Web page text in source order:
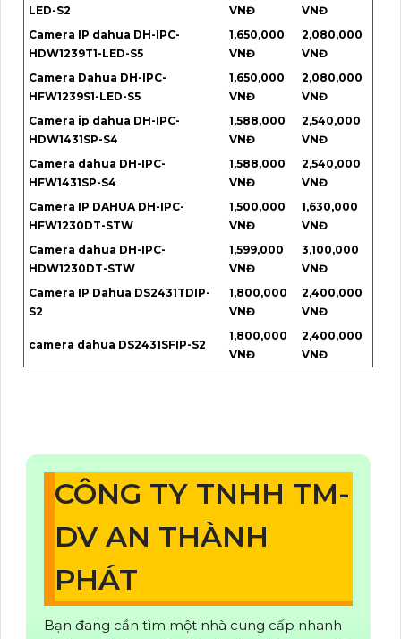
LED-S2
VNĐ
VNĐ
Camera IP dahua DH-IPC-
HDW1239T1-LED-S5
1,650,000
VNĐ
2,080,000
VNĐ
Camera Dahua DH-IPC-
HFW1239S1-LED-S5
1,650,000
VNĐ
2,080,000
VNĐ
Camera ip dahua DH-IPC-
HDW1431SP-S4
1,588,000
VNĐ
2,540,000
VNĐ
Camera dahua DH-IPC-
HFW1431SP-S4
1,588,000
VNĐ
2,540,000
VNĐ
Camera IP DAHUA DH-IPC-
HFW1230DT-STW
1,500,000
VNĐ
1,630,000
VNĐ
Camera dahua DH-IPC-
HDW1230DT-STW
1,599,000
VNĐ
3,100,000
VNĐ
Camera IP Dahua DS2431TDIP-
S2
1,800,000
VNĐ
2,400,000
VNĐ
camera dahua DS2431SFIP-S2
1,800,000
VNĐ
2,400,000
VNĐ
CÔNG TY TNHH TM-
DV AN THÀNH
PHÁT
Bạn đang cần tìm một nhà cung cấp nhanh